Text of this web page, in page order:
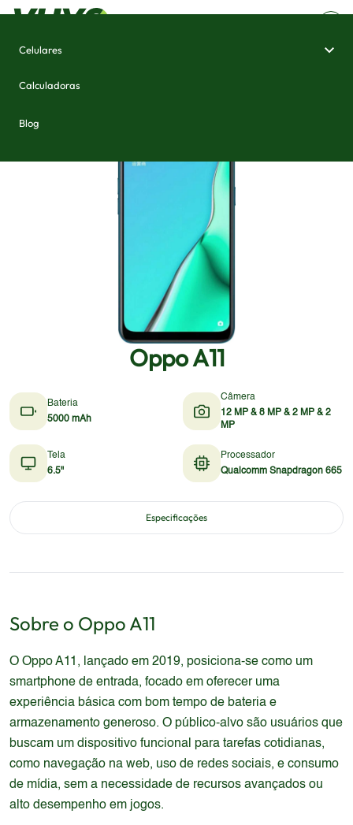
Celulares
Calculadoras
Blog
Oppo A11
Bateria
5000 mAh
Câmera
12 MP & 8 MP & 2 MP & 2
MP
Tela
6.5"
Processador
Qualcomm Snapdragon 665
Especificações
Sobre o Oppo A11
O Oppo A11, lançado em 2019, posiciona-se como um
smartphone de entrada, focado em oferecer uma
experiência básica com bom tempo de bateria e
armazenamento generoso. O público-alvo são usuários que
buscam um dispositivo funcional para tarefas cotidianas,
como navegação na web, uso de redes sociais, e consumo
de mídia, sem a necessidade de recursos avançados ou
alto desempenho em jogos.